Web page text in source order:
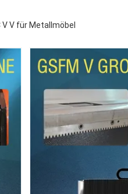
V für Metallmöbel